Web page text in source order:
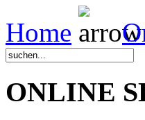
Home
ONLINE